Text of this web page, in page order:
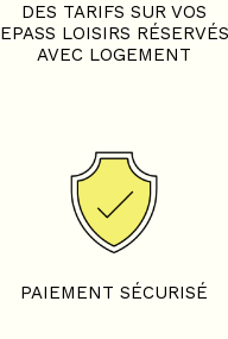
DES TARIFS SUR VOS
EPASS LOISIRS RÉSERVÉS
AVEC LOGEMENT
PAIEMENT SÉCURISÉ